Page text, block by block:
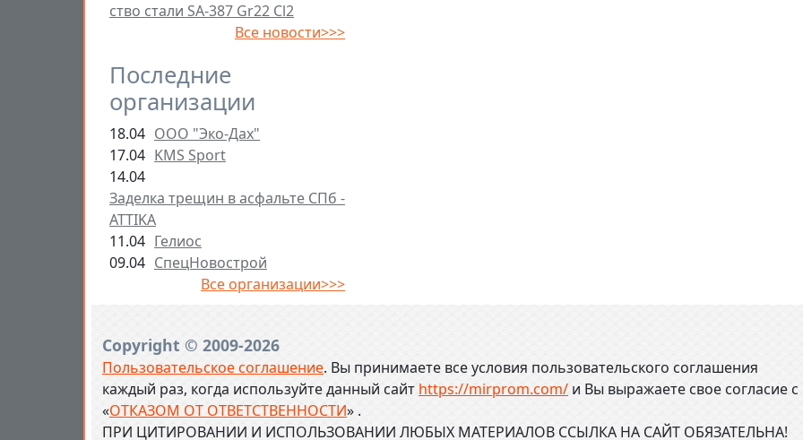
ство стали SA-387 Gr22 Cl2
Все новости>>>
Последние
организации
18.04 ООО "Эко-Дах"
17.04 KMS Sport
14.04
Заделка трещин в асфальте СПб -
ATTIKA
11.04 Гелиос
09.04 СпецНовострой
Все организации>>>
Copyright © 2009-2026
Пользовательское соглашение. Вы принимаете все условия пользовательского соглашения
каждый раз, когда используйте данный сайт https://mirprom.com/ и Вы выражаете свое согласие с
«ОТКАЗОМ ОТ ОТВЕТСТВЕННОСТИ» .
ПРИ ЦИТИРОВАНИИ И ИСПОЛЬЗОВАНИИ ЛЮБЫХ МАТЕРИАЛОВ ССЫЛКА НА САЙТ ОБЯЗАТЕЛЬНА!